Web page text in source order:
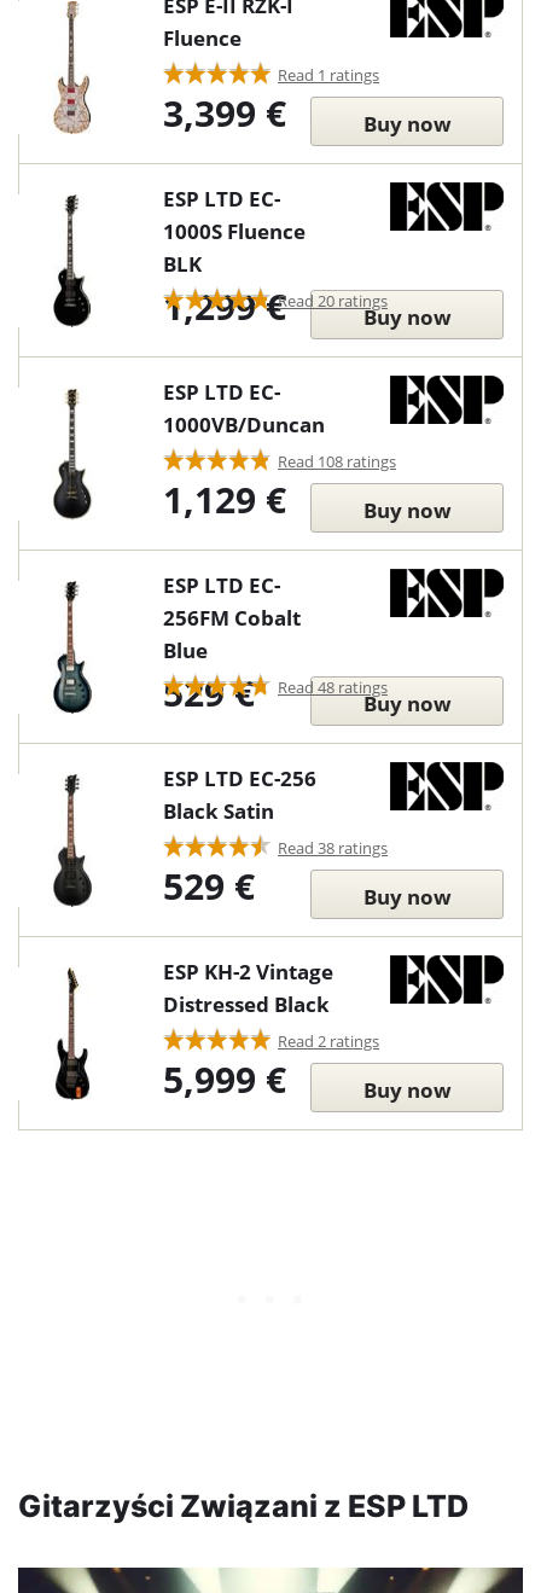
ESP E-II RZK-I
Fluence
Read 1 ratings
3,399 € Buy now
ESP LTD EC-
1000S Fluence
BLK
Read 20 ratings
1,299 € Buy now
ESP LTD EC-
1000VB/Duncan
Read 108 ratings
1,129 € Buy now
ESP LTD EC-
256FM Cobalt
Blue
Read 48 ratings
529 € Buy now
ESP LTD EC-256
Black Satin
Read 38 ratings
529 € Buy now
ESP KH-2 Vintage
Distressed Black
Read 2 ratings
5,999 € Buy now
Gitarzyści Związani z ESP LTD